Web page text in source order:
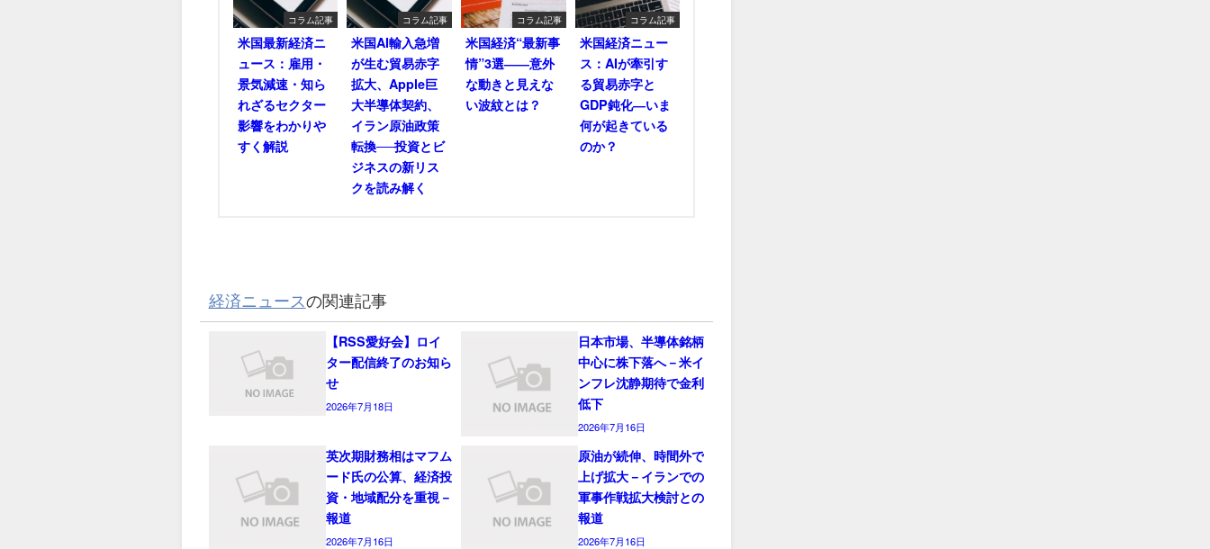
コラム記事
米国最新経済ニ
ュース：雇用・
景気減速・知ら
れざるセクター
影響をわかりや
すく解説
コラム記事
米国AI輸入急増
が生む貿易赤字
拡大、Apple巨
大半導体契約、
イラン原油政策
転換──投資とビ
ジネスの新リス
クを読み解く
コラム記事
米国経済“最新事
情”3選――意外
な動きと見えな
い波紋とは？
コラム記事
米国経済ニュー
ス：AIが牽引す
る貿易赤字と
GDP鈍化―いま
何が起きている
のか？
経済ニュースの関連記事
【RSS愛好会】ロイ
ター配信終了のお知ら
せ
2026年7月18日
日本市場、半導体銘柄
中心に株下落へ－米イ
ンフレ沈静期待で金利
低下
2026年7月16日
英次期財務相はマフム
ード氏の公算、経済投
資・地域配分を重視－
報道
2026年7月16日
原油が続伸、時間外で
上げ拡大－イランでの
軍事作戦拡大検討との
報道
2026年7月16日